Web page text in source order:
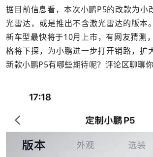
据目前信息看，本次小鹏P5的改款为小
光雷达，或是推出不含激光雷达的版本
新车型最快将于10月上市，有网友猜测
格将下探，为小鹏进一步打开销路，扩
新款小鹏P5有哪些期待呢？评论区聊聊你